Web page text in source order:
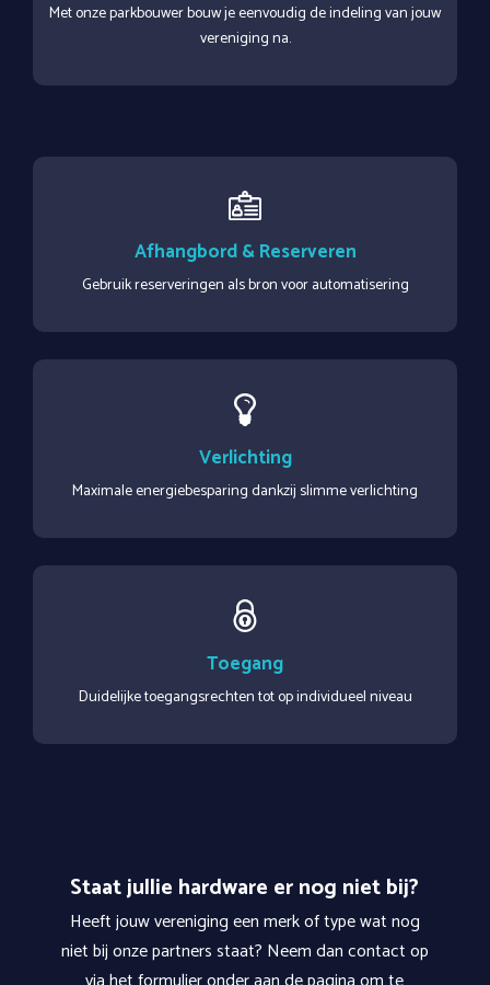
Met onze parkbouwer bouw je eenvoudig de indeling van jouw
vereniging na.
Afhangbord & Reserveren
Gebruik reserveringen als bron voor automatisering
Verlichting
Maximale energiebesparing dankzij slimme verlichting
Toegang
Duidelijke toegangsrechten tot op individueel niveau
Staat jullie hardware er nog niet bij?
Heeft jouw vereniging een merk of type wat nog
niet bij onze partners staat? Neem dan contact op